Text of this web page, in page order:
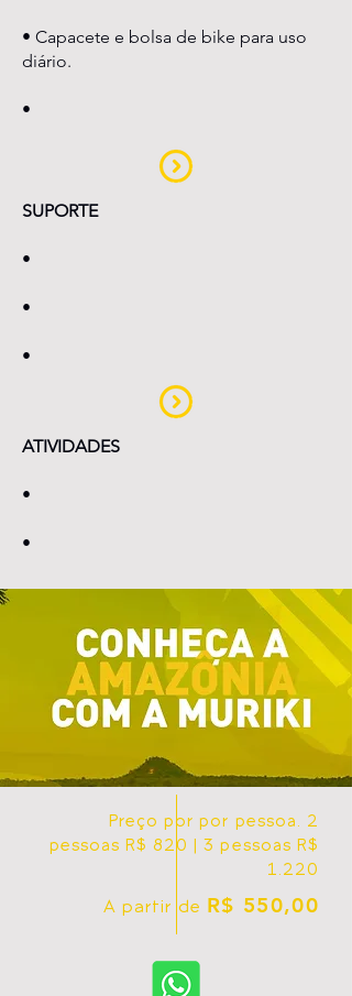
• Capacete e bolsa de bike para uso
diário.
•
SUPORTE
•
•
•
ATIVIDADES
•
•
Preço por por pessoa. 2
pessoas R$ 820 | 3 pessoas R$
1.220
A partir de R$ 550,00